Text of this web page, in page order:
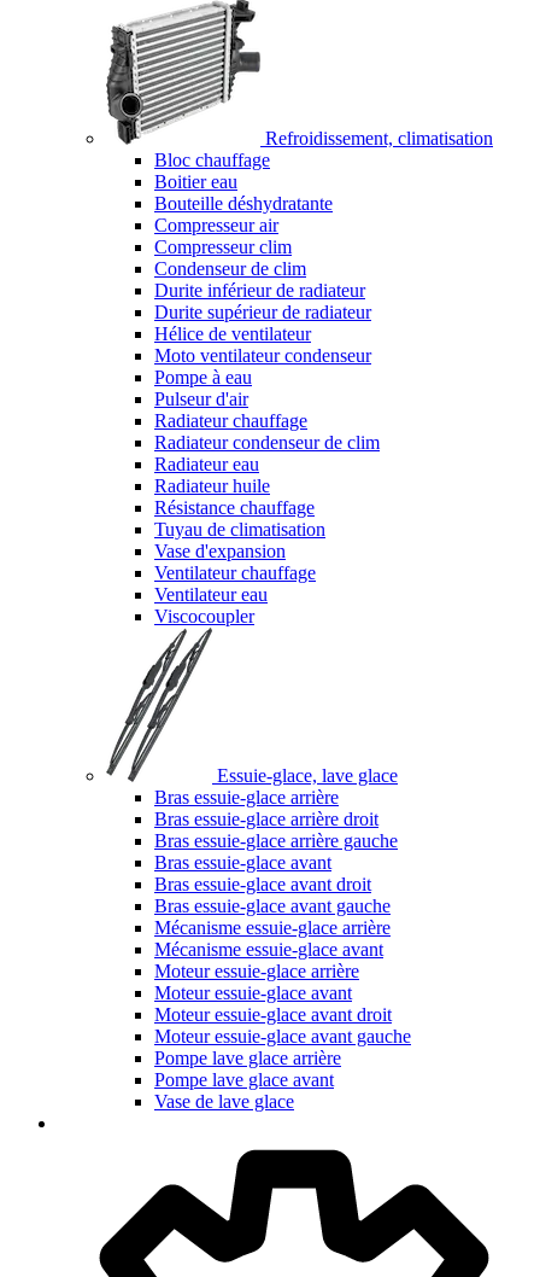
Refroidissement, climatisation
Bloc chauffage
Boitier eau
Bouteille déshydratante
Compresseur air
Compresseur clim
Condenseur de clim
Durite inférieur de radiateur
Durite supérieur de radiateur
Hélice de ventilateur
Moto ventilateur condenseur
Pompe à eau
Pulseur d'air
Radiateur chauffage
Radiateur condenseur de clim
Radiateur eau
Radiateur huile
Résistance chauffage
Tuyau de climatisation
Vase d'expansion
Ventilateur chauffage
Ventilateur eau
Viscocoupler
Essuie-glace, lave glace
Bras essuie-glace arrière
Bras essuie-glace arrière droit
Bras essuie-glace arrière gauche
Bras essuie-glace avant
Bras essuie-glace avant droit
Bras essuie-glace avant gauche
Mécanisme essuie-glace arrière
Mécanisme essuie-glace avant
Moteur essuie-glace arrière
Moteur essuie-glace avant
Moteur essuie-glace avant droit
Moteur essuie-glace avant gauche
Pompe lave glace arrière
Pompe lave glace avant
Vase de lave glace